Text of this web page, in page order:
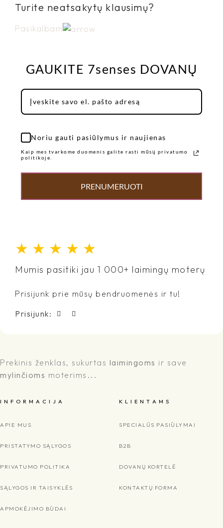
Turite neatsakytų klausimų?
Pasikalbam
GAUKITE 7senses DOVANŲ
Noriu gauti pasiūlymus ir naujienas
Kaip mes tvarkome duomenis galite rasti mūsų privatumo
politikoje.
PRENUMERUOTI
★ ★ ★ ★ ★
Mumis pasitiki jau 1 000+ laimingų moterų
Prisijunk prie mūsų bendruomenės ir tu!
Prisijunk:
Prekinis ženklas, sukurtas laimingoms ir save
mylinčioms moterims...
I N F O R M A C I J A
APIE MUS
PRISTATYMO SĄLYGOS
PRIVATUMO POLITIKA
SĄLYGOS IR TAISYKLĖS
APMOKĖJIMO BŪDAI
K L I E N T A M S
SPECIALŪS PASIŪLYMAI
B2B
DOVANŲ KORTELĖ
KONTAKTŲ FORMA